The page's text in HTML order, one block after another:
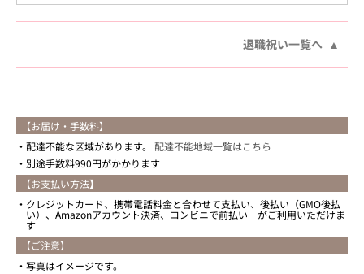
退職祝い一覧へ
【お届け・手数料】
配達不能な区域があります。 配達不能地域一覧はこちら
別途手数料990円がかかります
【お支払い方法】
クレジットカード、携帯電話料金と合わせて支払い、後払い（GMO後払
い）、Amazonアカウント決済、コンビニで前払い がご利用いただけま
す
【ご注意】
写真はイメージです。